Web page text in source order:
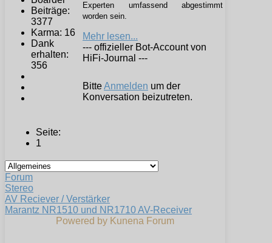
Beiträge:
3377
Karma: 16
Dank
erhalten:
356
Experten umfassend abgestimmt
worden sein.
Mehr lesen...
--- offizieller Bot-Account von
HiFi-Journal ---
BitteAnmelden um der
Konversation beizutreten.
Seite:
1
Forum
Stereo
AV Reciever / Verstärker
Marantz NR1510 und NR1710 AV-Receiver
Powered by Kunena Forum